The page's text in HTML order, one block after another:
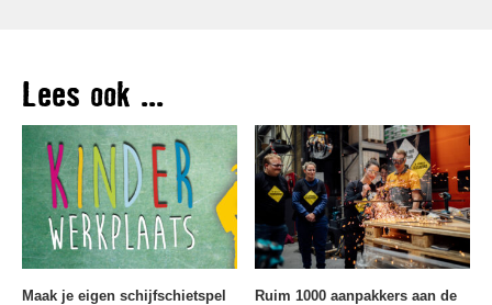
Lees ook ...
Maak je eigen schijfschietspel
Ruim 1000 aanpakkers aan de